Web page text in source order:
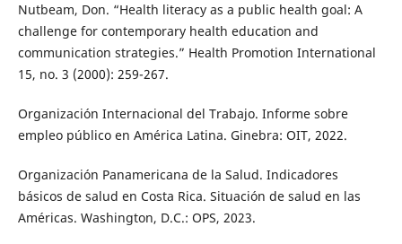
Nutbeam, Don. “Health literacy as a public health goal: A
challenge for contemporary health education and
communication strategies.” Health Promotion International
15, no. 3 (2000): 259-267.
Organización Internacional del Trabajo. Informe sobre
empleo público en América Latina. Ginebra: OIT, 2022.
Organización Panamericana de la Salud. Indicadores
básicos de salud en Costa Rica. Situación de salud en las
Américas. Washington, D.C.: OPS, 2023.